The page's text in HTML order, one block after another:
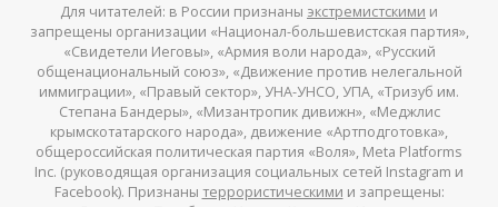
Для читателей: в России признаны экстремистскими и
запрещены организации «Национал-большевистская партия»,
«Свидетели Иеговы», «Армия воли народа», «Русский
общенациональный союз», «Движение против нелегальной
иммиграции», «Правый сектор», УНА-УНСО, УПА, «Тризуб им.
Степана Бандеры», «Мизантропик дивижн», «Меджлис
крымскотатарского народа», движение «Артподготовка»,
общероссийская политическая партия «Воля», Meta Platforms
Inc. (руководящая организация социальных сетей Instagram и
Facebook). Признаны террористическими и запрещены: